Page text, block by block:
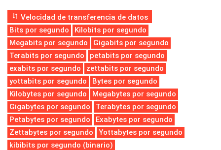
Velocidad de transferencia de datos
Bits por segundo
Kilobits por segundo
Megabits por segundo
Gigabits por segundo
Terabits por segundo
petabits por segundo
exabits por segundo
zettabits por segundo
yottabits por segundo
Bytes por segundo
Kilobytes por segundo
Megabytes por segundo
Gigabytes por segundo
Terabytes por segundo
Petabytes por segundo
Exabytes por segundo
Zettabytes por segundo
Yottabytes por segundo
kibibits por segundo (binario)